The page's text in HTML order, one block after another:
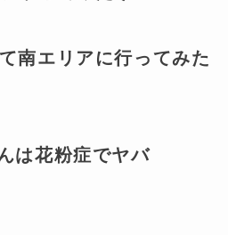
南エリアに行ってみた
は花粉症でヤバ